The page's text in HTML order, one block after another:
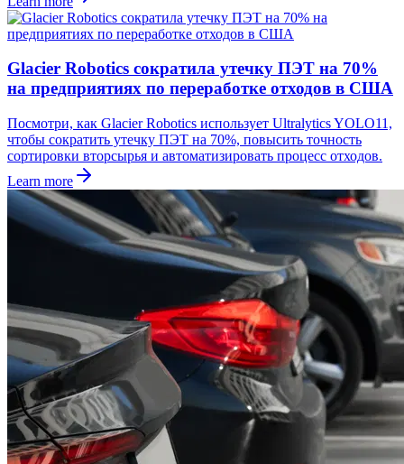
Glacier Robotics сократила утечку ПЭТ на 70%
на предприятиях по переработке отходов в США
Посмотри, как Glacier Robotics использует Ultralytics YOLO11,
чтобы сократить утечку ПЭТ на 70%, повысить точность
сортировки вторсырья и автоматизировать процесс отходов.
Learn more